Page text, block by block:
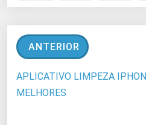
ANTERIOR
APLICATIVO LIMPEZA
MELHORES